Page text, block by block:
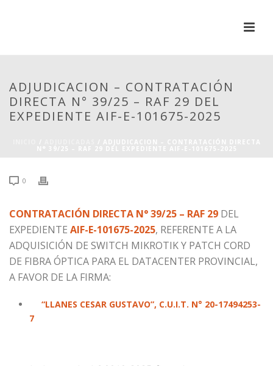
ADJUDICACION – CONTRATACIÓN
DIRECTA N° 39/25 – RAF 29 DEL
EXPEDIENTE AIF-E-101675-2025
0
CONTRATACIÓN DIRECTA N° 39/25 – RAF 29 DEL
EXPEDIENTE AIF-E-101675-2025, REFERENTE A LA
ADQUISICIÓN DE SWITCH MIKROTIK Y PATCH CORD
DE FIBRA ÓPTICA PARA EL DATACENTER PROVINCIAL,
A FAVOR DE LA FIRMA:
“LLANES CESAR GUSTAVO”, C.U.I.T. N° 20-17494253-
7